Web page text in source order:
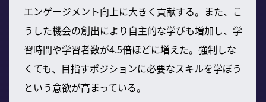
エンゲージメント向上に大きく貢献する。また、こ
うした機会の創出により自主的な学びも増加し、学
習時間や学習者数が4.5倍ほどに増えた。強制しな
くても、目指すポジションに必要なスキルを学ぼう
という意欲が高まっている。